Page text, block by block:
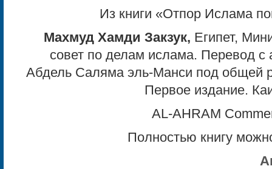
Из книги «Отпор Ислама
Махмуд Хамди Закзук, Египет,
совет по делам ислама. Перевод
Абдель Саляма эль-Манси под общей
Первое издание.
AL-AHRAM
Полностью книгу